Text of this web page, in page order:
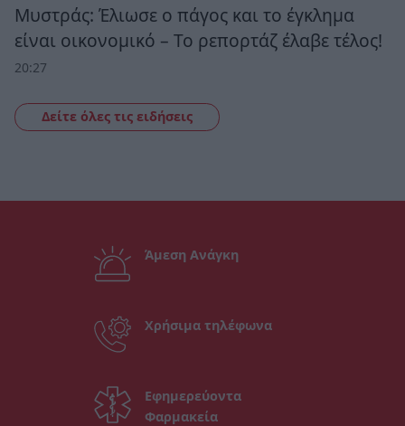
Μυστράς: Έλιωσε ο πάγος και το έγκλημα
είναι οικονομικό – Το ρεπορτάζ έλαβε τέλος!
20:27
Δείτε όλες τις ειδήσεις
Άμεση Ανάγκη
Χρήσιμα τηλέφωνα
Εφημερεύοντα
Φαρμακεία